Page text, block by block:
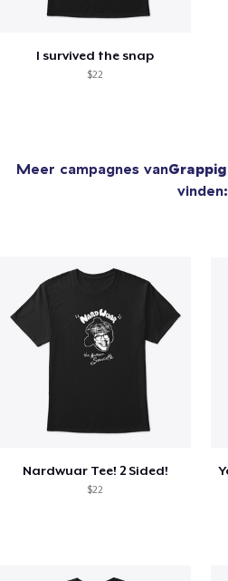
I survived the snap
$22
Meer campagnes vanGrappig
vinden:
Nardwuar Tee! 2 Sided!
$22